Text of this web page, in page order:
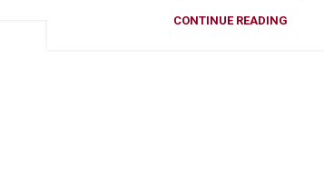
CONTINUE READING